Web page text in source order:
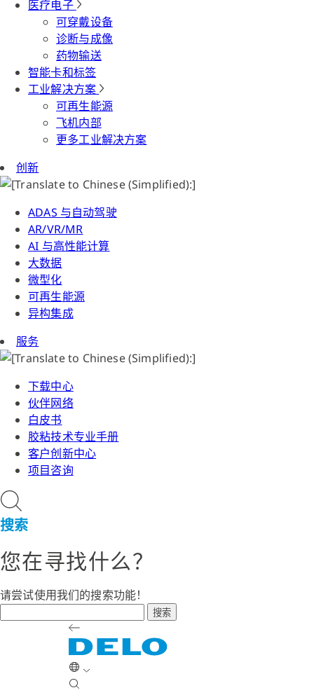
医疗电子
可穿戴设备
诊断与成像
药物输送
智能卡和标签
工业解决方案
可再生能源
飞机内部
更多工业解决方案
创新
ADAS 与自动驾驶
AR/VR/MR
AI 与高性能计算
大数据
微型化
可再生能源
异构集成
服务
下载中心
伙伴网络
白皮书
胶粘技术专业手册
客户创新中心
项目咨询
搜索
您在寻找什么？
请尝试使用我们的搜索功能！
搜索